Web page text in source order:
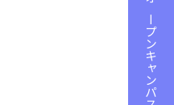
オープンキャンパス